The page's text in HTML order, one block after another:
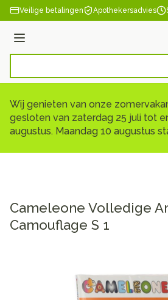
Ga naar de inhoud
Veilige betalingen Apothekersadvies
Menu
Wij genieten van onze
gesloten van zaterdag 25 juli tot
augustus. Maandag 10 augustus
Cameleone Volledige
Camouflage S 1